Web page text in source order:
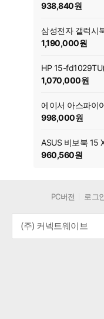
938,840원
삼성전자 갤럭시
1,190,000원
HP 15-
1,070,000원
에이서 아스파이
998,000원
ASUS 비보북 15
960,560원
PC버전 로그
(주) 커넥트웨이브